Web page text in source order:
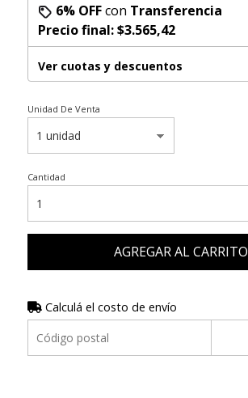
6% OFFcon Transferencia
Precio final:$3.565,42
Ver cuotas y descuentos
Unidad De Venta
Cantidad
AGREGAR AL CARRITO
Calculá el costo de envío